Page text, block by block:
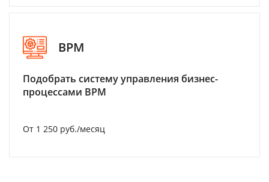
BPM
Подобрать систему управления бизнес-
процессами BPM
От 1 250 руб./месяц